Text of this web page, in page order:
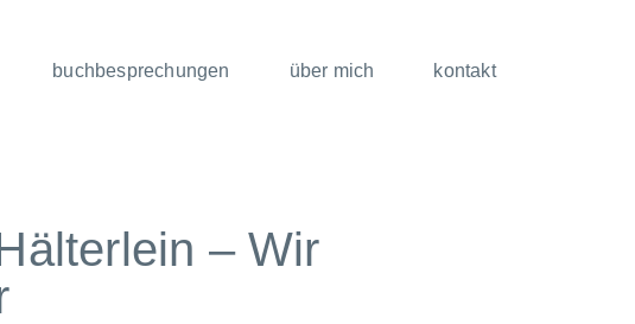
buchbesprechungen über mich kontakt
– Wir